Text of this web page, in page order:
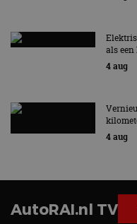
als
4 aug
4 aug
AutoRAI.nl TV